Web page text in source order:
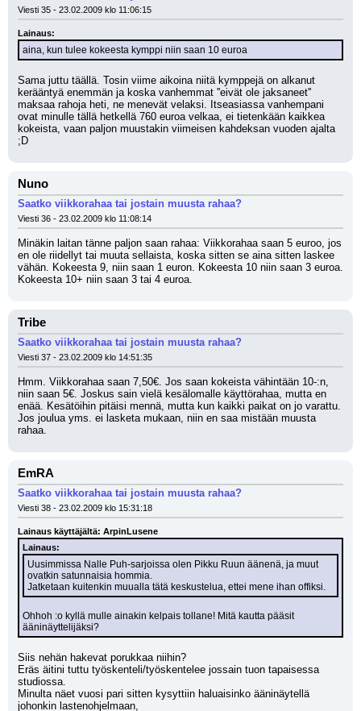
Viesti 35 - 23.02.2009 klo 11:06:15
Lainaus:
aina, kun tulee kokeesta kymppi niin saan 10 euroa
Sama juttu täällä. Tosin viime aikoina niitä kymppejä on alkanut
kerääntyä enemmän ja koska vanhemmat ''eivät ole jaksaneet''
maksaa rahoja heti, ne menevät velaksi. Itseasiassa vanhempani
ovat minulle tällä hetkellä 760 euroa velkaa, ei tietenkään kaikkea
kokeista, vaan paljon muustakin viimeisen kahdeksan vuoden ajalta
;D
Nuno
Saatko viikkorahaa tai jostain muusta rahaa?
Viesti 36 - 23.02.2009 klo 11:08:14
Minäkin laitan tänne paljon saan rahaa: Viikkorahaa saan 5 euroo, jos
en ole riidellyt tai muuta sellaista, koska sitten se aina sitten laskee
vähän. Kokeesta 9, niin saan 1 euron. Kokeesta 10 niin saan 3 euroa.
Kokeesta 10+ niin saan 3 tai 4 euroa.
Tribe
Saatko viikkorahaa tai jostain muusta rahaa?
Viesti 37 - 23.02.2009 klo 14:51:35
Hmm. Viikkorahaa saan 7,50€. Jos saan kokeista vähintään 10-:n,
niin saan 5€. Joskus sain vielä kesälomalle käyttörahaa, mutta en
enää. Kesätöihin pitäisi mennä, mutta kun kaikki paikat on jo varattu.
Jos joulua yms. ei lasketa mukaan, niin en saa mistään muusta
rahaa.
EmRA
Saatko viikkorahaa tai jostain muusta rahaa?
Viesti 38 - 23.02.2009 klo 15:31:18
Lainaus käyttäjältä: ArpinLusene
Lainaus:
Uusimmissa Nalle Puh-sarjoissa olen Pikku Ruun äänenä, ja muut
ovatkin satunnaisia hommia.
Jatketaan kuitenkin muualla tätä keskustelua, ettei mene ihan offiksi.
Ohhoh :o kyllä mulle ainakin kelpais tollane! Mitä kautta pääsit
ääninäyttelijäksi?
Siis nehän hakevat porukkaa niihin?
Eräs äitini tuttu työskenteli/työskentelee jossain tuon tapaisessa
studiossa.
Minulta näet vuosi pari sitten kysyttiin haluaisinko ääninäytellä
johonkin lastenohjelmaan,